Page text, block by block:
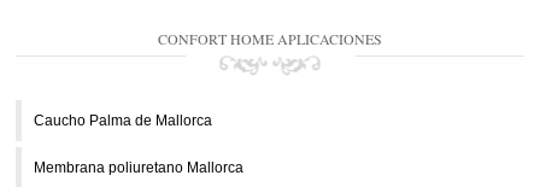
CONFORT HOME APLICACIONES
Caucho Palma de Mallorca
Membrana poliuretano Mallorca